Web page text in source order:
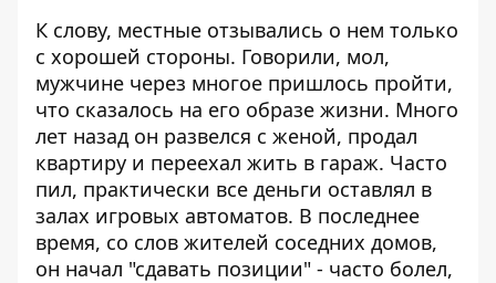
К слову, местные отзывались о нем только
с хорошей стороны. Говорили, мол,
мужчине через многое пришлось пройти,
что сказалось на его образе жизни. Много
лет назад он развелся с женой, продал
квартиру и переехал жить в гараж. Часто
пил, практически все деньги оставлял в
залах игровых автоматов. В последнее
время, со слов жителей соседних домов,
он начал "сдавать позиции" - часто болел,